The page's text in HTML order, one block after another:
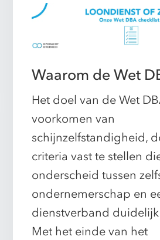
Waarom de Wet
Het doel van de Wet
voorkomen van
schijnzelfstandigheid,
criteria vast te stellen
onderscheid tussen
ondernemerschap en
dienstverband
Met het einde van het